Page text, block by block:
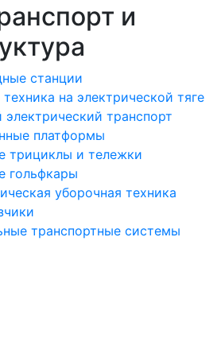
и
станции
на электрической тяге
транспорт
платформы
трициклы и тележки
гольфкары
уборочная техника
транспортные системы